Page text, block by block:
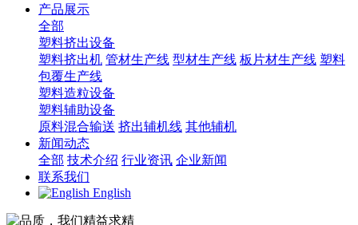
产品展示
全部
塑料挤出设备
塑料挤出机 管材生产线 型材生产线 板片材生产线 塑料
包覆生产线
塑料造粒设备
塑料辅助设备
原料混合输送 挤出辅机线 其他辅机
新闻动态
全部 技术介绍 行业资讯 企业新闻
联系我们
English